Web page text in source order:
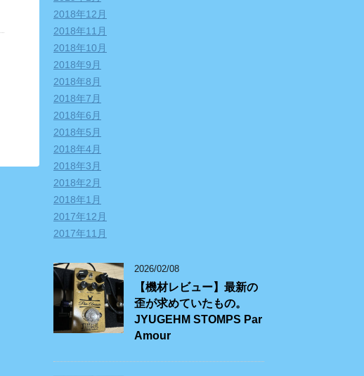
2018年12月
2018年11月
2018年10月
2018年9月
2018年8月
2018年7月
2018年6月
2018年5月
2018年4月
2018年3月
2018年2月
2018年1月
2017年12月
2017年11月
2026/02/08
【機材レビュー】最新の
歪が求めていたもの。
JYUGEHM STOMPS Par
Amour